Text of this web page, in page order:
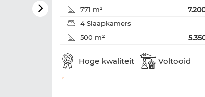
771 m²
4 Slaapkamers
500 m²
500 m²
Hoge kwaliteit Voltooid